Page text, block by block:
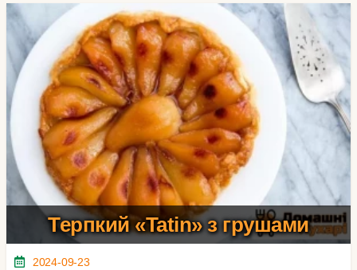
Терпкий «Tatin» з грушами
2024-09-23